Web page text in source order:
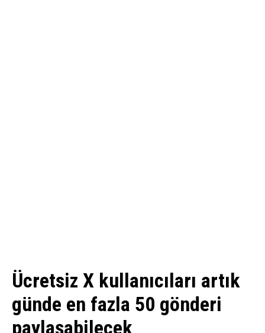
Ücretsiz X kullanıcıları artık
günde en fazla 50 gönderi
paylaşabilecek